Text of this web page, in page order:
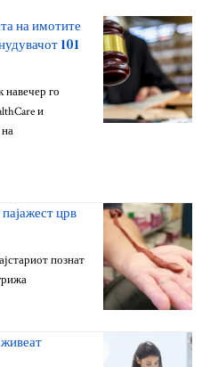
на имотите
101
навечер го
и
црв
познат